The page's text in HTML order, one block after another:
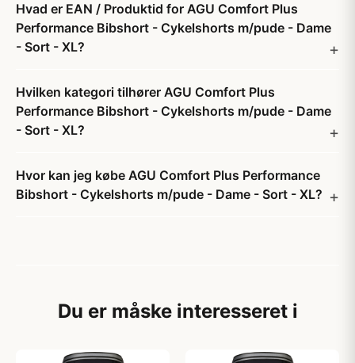
Hvad er EAN / Produktid for AGU Comfort Plus
Performance Bibshort - Cykelshorts m/pude - Dame
- Sort - XL?
Hvilken kategori tilhører AGU Comfort Plus
Performance Bibshort - Cykelshorts m/pude - Dame
- Sort - XL?
Hvor kan jeg købe AGU Comfort Plus Performance
Bibshort - Cykelshorts m/pude - Dame - Sort - XL?
Du er måske interesseret i